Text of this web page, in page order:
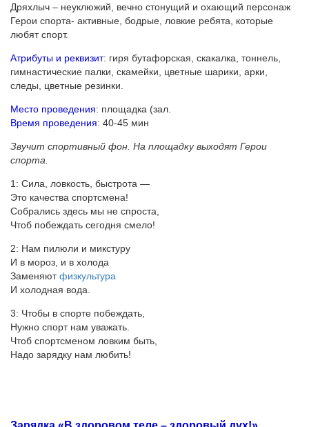
Дряхлыч – неуклюжий, вечно стонущий и охающий персонаж
Герои спорта- активные, бодрые, ловкие ребята, которые
любят спорт.
Атрибуты и реквизит: гиря бутафорская, скакалка, тоннель,
гимнастические палки, скамейки, цветные шарики, арки,
следы, цветные резинки.
Место проведения: площадка (зал.
Время проведения: 40-45 мин
Звучит спортивный фон. На площадку выходят Герои
спорта.
1: Сила, ловкость, быстрота —
Это качества спортсмена!
Собрались здесь мы не спроста,
Чтоб побеждать сегодня смело!
2: Нам пилюли и микстуру
И в мороз, и в холода
Заменяютфизкультура
И холодная вода.
3: Чтобы в спорте побеждать,
Нужно спорт нам уважать.
Чтоб спортсменом ловким быть,
Надо зарядку нам любить!